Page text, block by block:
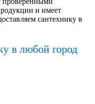
и имеет
сантехнику в
в любой город